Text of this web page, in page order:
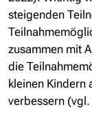
steigenden
zusammen mit
die
kleinen Kindern
verbessern